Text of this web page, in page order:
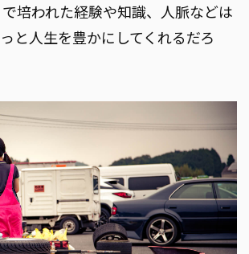
培われた経験や知識、人脈などは
と人生を豊かにしてくれるだろ